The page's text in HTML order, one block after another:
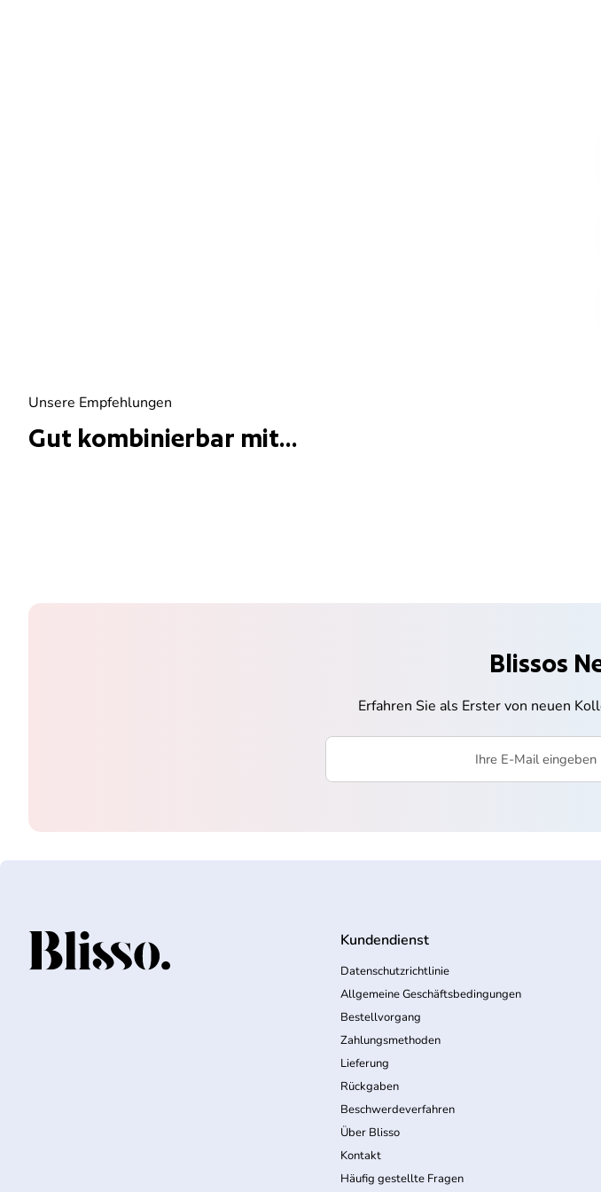
Unsere Empfehlungen
Gut kombinierbar mit...
Blissos
Erfahren Sie als Erster von neuen
Startseite Kundendienst
Datenschutzrichtlinie
Allgemeine Geschäftsbedingungen
Bestellvorgang
Zahlungsmethoden
Lieferung
Rückgaben
Beschwerdeverfahren
Über Blisso
Kontakt
Häufig gestellte Fragen